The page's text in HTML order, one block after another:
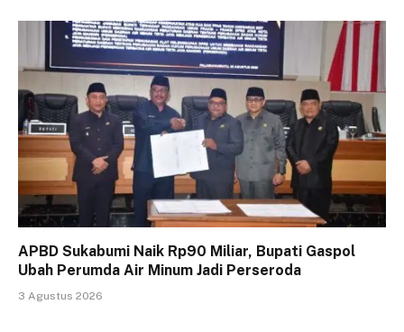
APBD Sukabumi Naik Rp90 Miliar, Bupati Gaspol
Ubah Perumda Air Minum Jadi Perseroda
3 Agustus 2026